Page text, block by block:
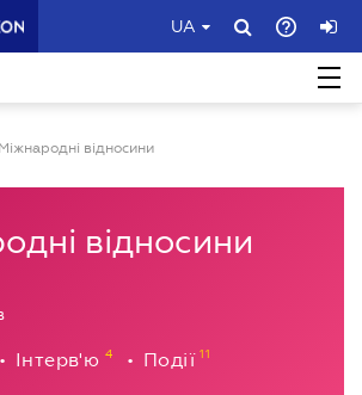
UA
Міжнародні відносини
відносини
• Інтерв'ю • Події